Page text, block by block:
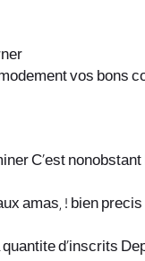
vos bons
C’est
amas, ! bien
d’inscrits